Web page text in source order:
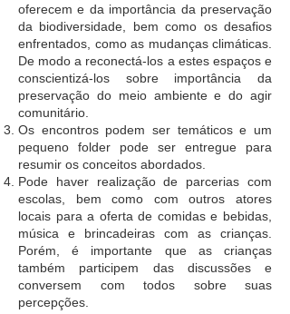
oferecem e da importância da preservação
da biodiversidade, bem como os desafios
enfrentados, como as mudanças climáticas.
De modo a reconectá-los a estes espaços e
conscientizá-los sobre importância da
preservação do meio ambiente e do agir
comunitário.
Os encontros podem ser temáticos e um
pequeno folder pode ser entregue para
resumir os conceitos abordados.
Pode haver realização de parcerias com
escolas, bem como com outros atores
locais para a oferta de comidas e bebidas,
música e brincadeiras com as crianças.
Porém, é importante que as crianças
também participem das discussões e
conversem com todos sobre suas
percepções.